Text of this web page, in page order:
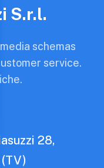
S.r.l.
schemas
service.
28,